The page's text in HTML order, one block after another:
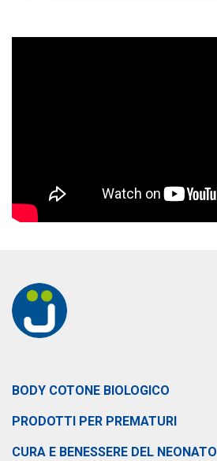
BODY COTONE BIOLOGICO
PRODOTTI PER PREMATURI
CURA E BENESSERE DEL NEONATO